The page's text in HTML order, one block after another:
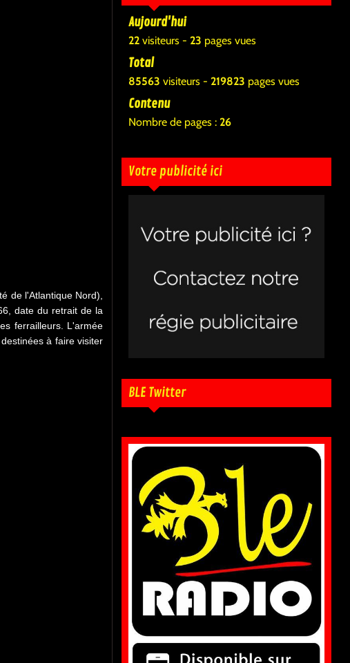
de l'Atlantique Nord),
date du retrait de la
ferrailleurs. L'armée
à faire visiter
Aujourd'hui
22 visiteurs - 23 pages vues
Total
85563 visiteurs - 219823 pages vues
Contenu
Nombre de pages : 26
Votre publicité ici
BLE Twitter